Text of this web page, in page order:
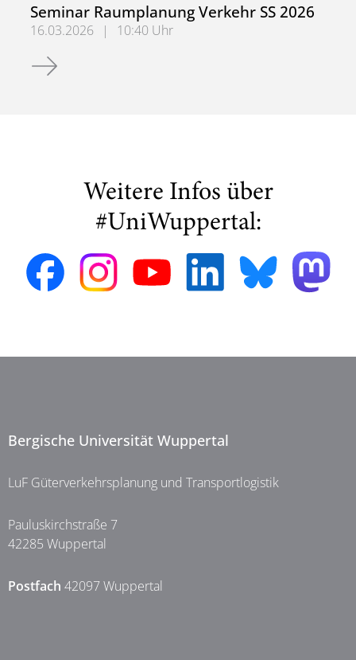
Seminar Raumplanung Verkehr SS 2026
16.03.2026 |
10:40 Uhr
Seminar Raumplanung Verkehr SS 2026
Weitere Infos über
#UniWuppertal:
Bergische Universität Wuppertal
LuF Güterverkehrsplanung und Transportlogistik
Pauluskirchstraße 7
42285 Wuppertal
Postfach 42097 Wuppertal